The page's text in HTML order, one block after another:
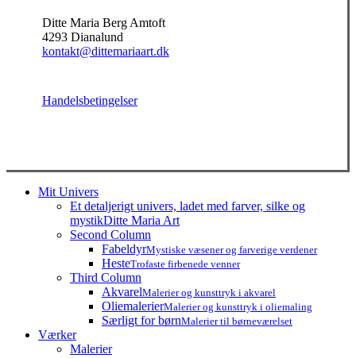
Ditte Maria Berg Amtoft
4293 Dianalund
kontakt@dittemariaart.dk
Handelsbetingelser
Close
Mit Univers
Et detaljerigt univers, ladet med farver, silke og
mystikDitte Maria Art
Second Column
FabeldyrMystiske væsener og farverige verdener
HesteTrofaste firbenede venner
Third Column
AkvarelMalerier og kunsttryk i akvarel
OliemalerierMalerier og kunsttryk i oliemaling
Særligt for børnMalerier til børneværelset
Værker
Malerier